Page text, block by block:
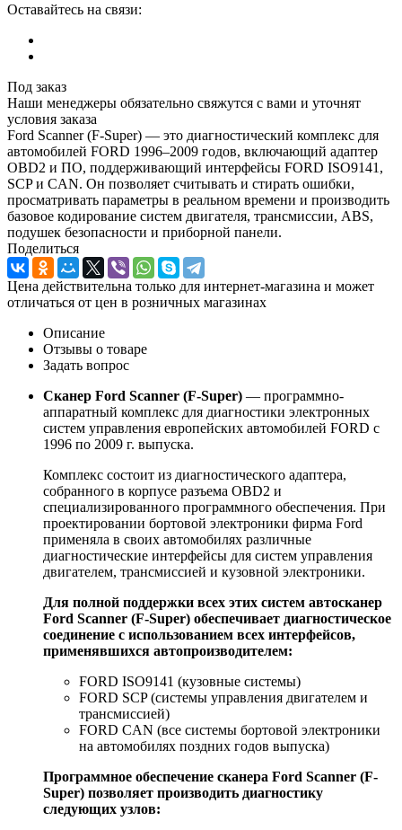
Оставайтесь на связи:
Под заказ
Наши менеджеры обязательно свяжутся с вами и уточнят
условия заказа
Ford Scanner (F-Super) — это диагностический комплекс для
автомобилей FORD 1996–2009 годов, включающий адаптер
OBD2 и ПО, поддерживающий интерфейсы FORD ISO9141,
SCP и CAN. Он позволяет считывать и стирать ошибки,
просматривать параметры в реальном времени и производить
базовое кодирование систем двигателя, трансмиссии, ABS,
подушек безопасности и приборной панели.
Поделиться
Цена действительна только для интернет-магазина и может
отличаться от цен в розничных магазинах
Описание
Отзывы о товаре
Задать вопрос
Сканер Ford Scanner (F-Super) — программно-
аппаратный комплекс для диагностики электронных
систем управления европейских автомобилей FORD с
1996 по 2009 г. выпуска.
Комплекс состоит из диагностического адаптера,
собранного в корпусе разъема OBD2 и
специализированного программного обеспечения. При
проектировании бортовой электроники фирма Ford
применяла в своих автомобилях различные
диагностические интерфейсы для систем управления
двигателем, трансмиссией и кузовной электроники.
Для полной поддержки всех этих систем автосканер
Ford Scanner (F-Super) обеспечивает диагностическое
соединение с использованием всех интерфейсов,
применявшихся автопроизводителем:
FORD ISO9141 (кузовные системы)
FORD SCP (системы управления двигателем и
трансмиссией)
FORD CAN (все системы бортовой электроники
на автомобилях поздних годов выпуска)
Программное обеспечение сканера Ford Scanner (F-
Super) позволяет производить диагностику
следующих узлов: